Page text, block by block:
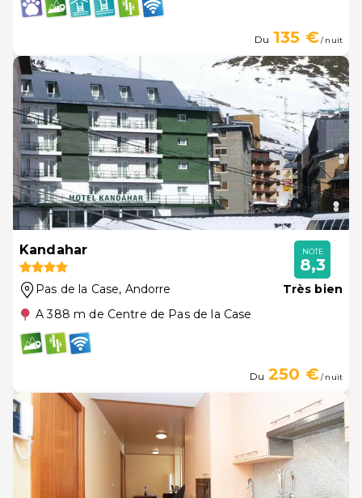
Du 135 €/ nuit
Kandahar
Pas de la Case, Andorre
A 388 m de Centre de Pas de la Case
NOTE
8,3
Très bien
Du 250 €/ nuit